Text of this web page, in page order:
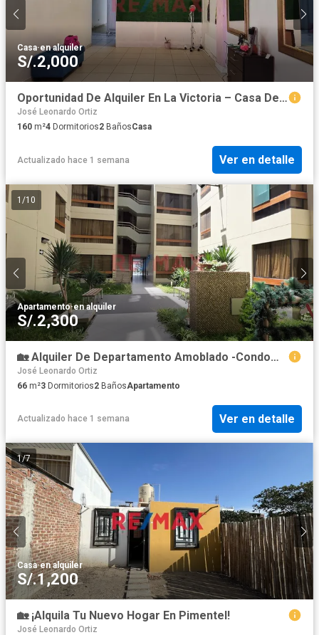
Casa·en alquiler
S/.2,000
Oportunidad De Alquiler En La Victoria – Casa De 2 Pisos
José Leonardo Ortiz
160 m²4 Dormitorios2 BañosCasa
Actualizado hace 1 semana Ver en detalle
1 /10
Apartamento·en alquiler
S/.2,300
🏡 Alquiler De Departamento Amoblado -Condominio Orfebres Chiclayo
José Leonardo Ortiz
66 m²3 Dormitorios2 BañosApartamento
Actualizado hace 1 semana Ver en detalle
1/7
Casa·en alquiler
S/.1,200
🏡 ¡Alquila Tu Nuevo Hogar En Pimentel!
José Leonardo Ortiz